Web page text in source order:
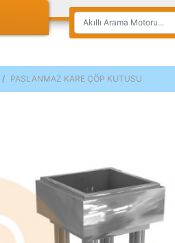
PASLANMAZ KARE ÇÖP KUTUSU